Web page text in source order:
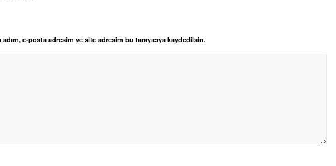
e-posta adresim ve site adresim bu tarayıcıya kaydedilsin.